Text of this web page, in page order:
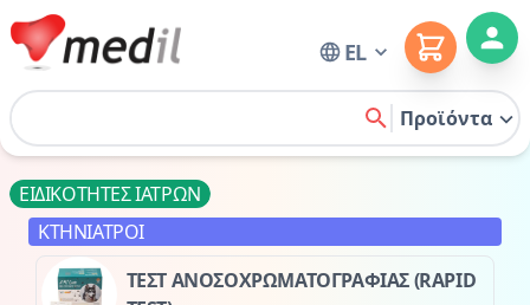
Home EL
Cart
search
Προϊόντα
ΕΙΔΙΚΟΤΗΤΕΣ ΙΑΤΡΩΝ
ΚΤΗΝΙΑΤΡΟΙ
ΤΕΣΤ ΑΝΟΣΟΧΡΩΜΑΤΟΓΡΑΦΙΑΣ (RAPID